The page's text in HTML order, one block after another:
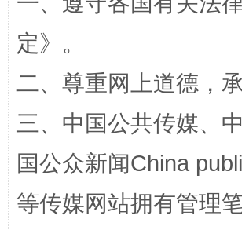
定》。
二、尊重网上道德，
三、中国公共传媒、
国公众新闻China
等传媒网站拥有管理